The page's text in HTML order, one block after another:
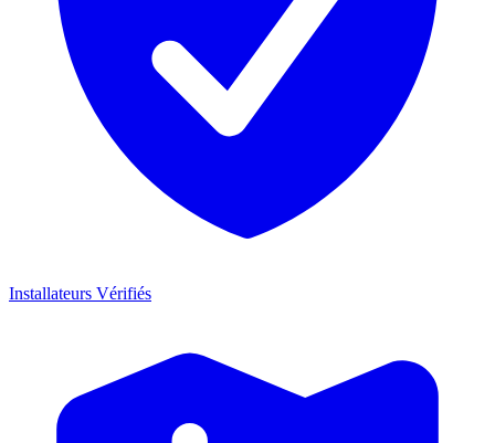
Installateurs Vérifiés